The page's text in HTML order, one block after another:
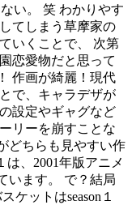
い。 笑 わかりやす
てしまう草摩家の
いくことで、 次第
恋愛物だと思って
作画が綺麗！現代
で、キャラデザが
設定やギャグなど
リーを崩すことな
どちらも見やすい作
は、2001年版アニメ
います。 で？結局
ケットはseason１